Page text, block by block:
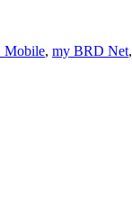
Mobile, my BRD Net,